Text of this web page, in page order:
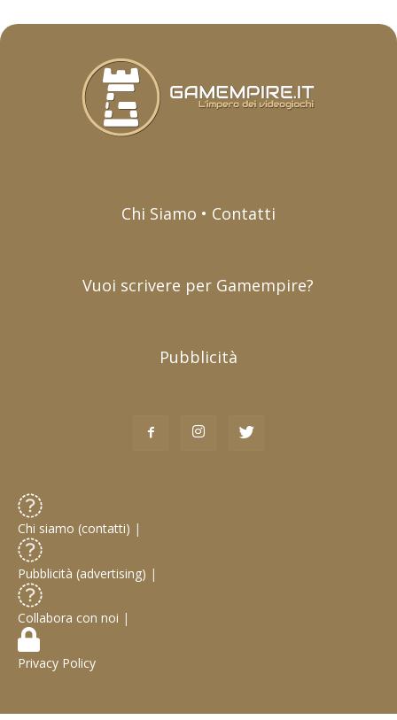
Chi Siamo • Contatti
Vuoi scrivere per Gamempire?
Pubblicità
Chi siamo (contatti) |
Pubblicità (advertising) |
Collabora con noi |
Privacy Policy